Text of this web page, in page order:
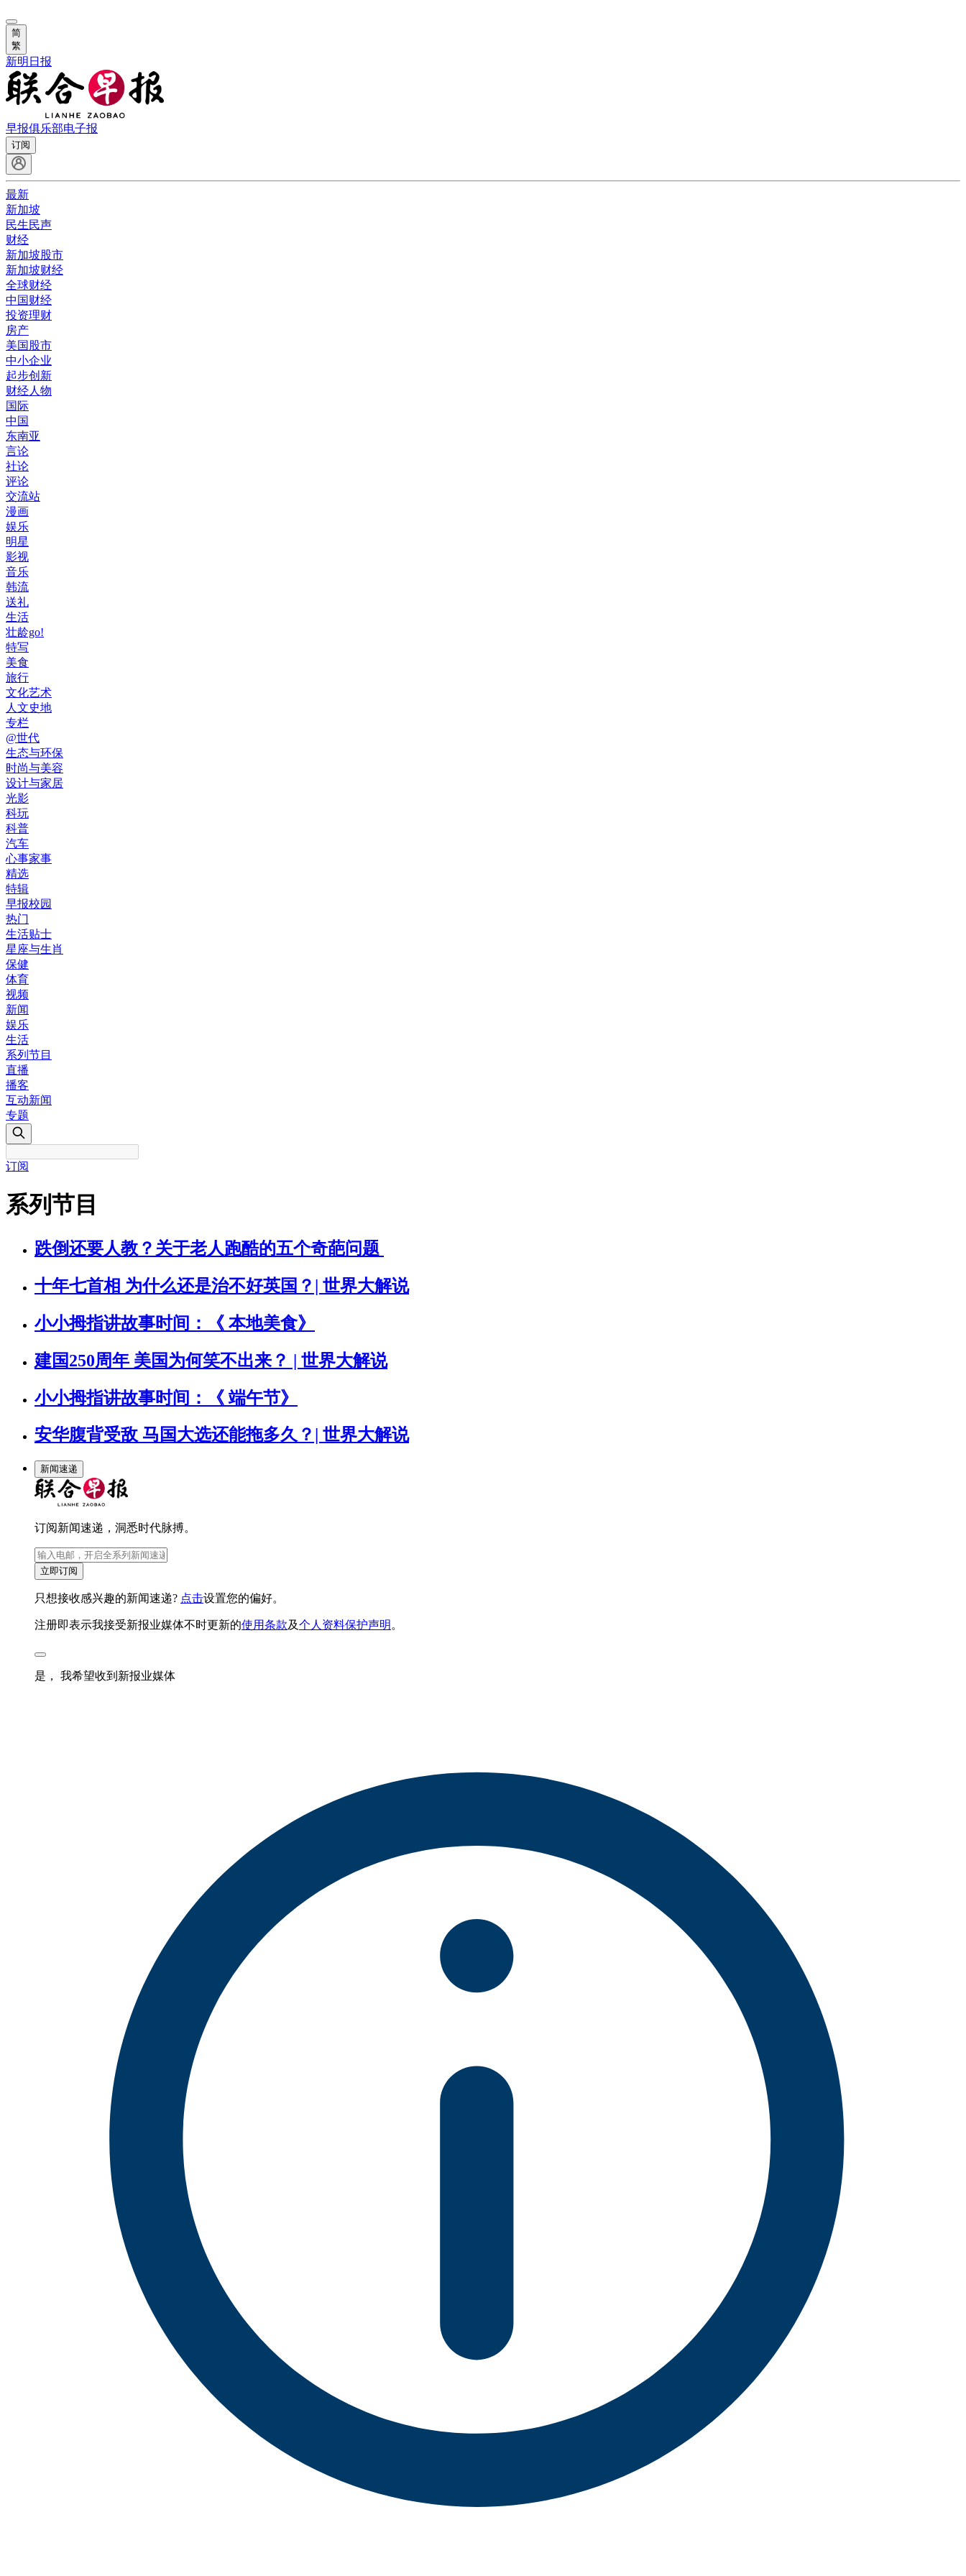
简
繁
新明日报
早报俱乐部电子报
订阅
最新
新加坡
民生民声
财经
新加坡股市
新加坡财经
全球财经
中国财经
投资理财
房产
美国股市
中小企业
起步创新
财经人物
国际
中国
东南亚
言论
社论
评论
交流站
漫画
娱乐
明星
影视
音乐
韩流
送礼
生活
壮龄go!
特写
美食
旅行
文化艺术
人文史地
专栏
@世代
生态与环保
时尚与美容
设计与家居
光影
科玩
科普
汽车
心事家事
精选
特辑
早报校园
热门
生活贴士
星座与生肖
保健
体育
视频
新闻
娱乐
生活
系列节目
直播
播客
互动新闻
专题
订阅
系列节目
跌倒还要人教？关于老人跑酷的五个奇葩问题
十年七首相 为什么还是治不好英国？| 世界大解说
小小拇指讲故事时间：《 本地美食》
建国250周年 美国为何笑不出来？ | 世界大解说
小小拇指讲故事时间：《 端午节》
安华腹背受敌 马国大选还能拖多久？| 世界大解说
新闻速递
订阅新闻速递，洞悉时代脉搏。
立即订阅
只想接收感兴趣的新闻速递? 点击设置您的偏好。
注册即表示我接受新报业媒体不时更新的使用条款及个人资料保护声明 。
是， 我希望收到新报业媒体